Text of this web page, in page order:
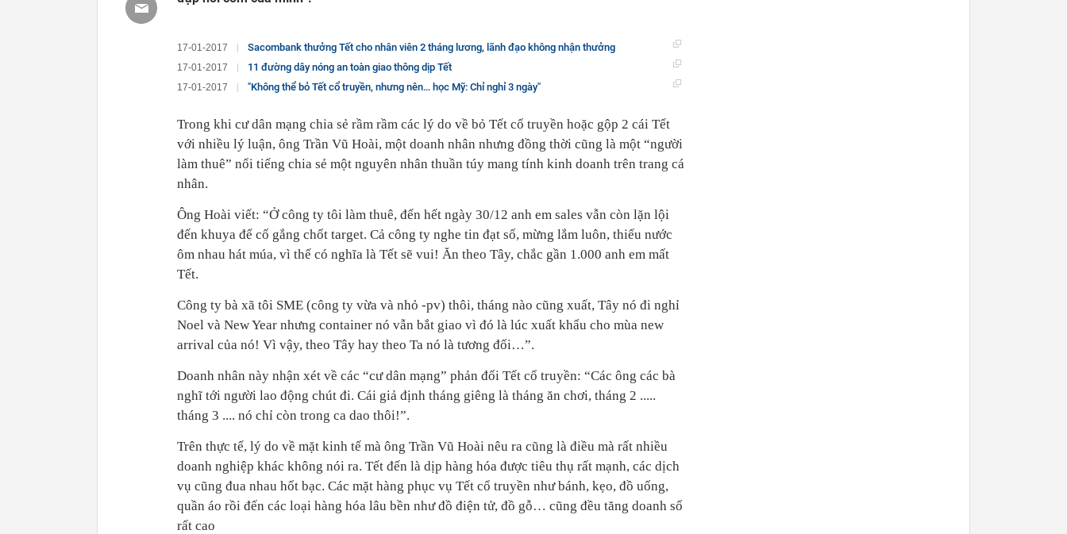
17-01-2017 Sacombank thưởng Tết cho nhân viên 2 tháng lương, lãnh đạo không nhận thưởng
17-01-2017 11 đường dây nóng an toàn giao thông dịp Tết
17-01-2017 "Không thể bỏ Tết cổ truyền, nhưng nên… học Mỹ: Chỉ nghỉ 3 ngày"
Trong khi cư dân mạng chia sẻ rầm rầm các lý do về bỏ Tết cổ truyền hoặc gộp 2 cái Tết
với nhiều lý luận, ông Trần Vũ Hoài, một doanh nhân nhưng đồng thời cũng là một “người
làm thuê” nổi tiếng chia sẻ một nguyên nhân thuần túy mang tính kinh doanh trên trang cá
nhân.
Ông Hoài viết: “Ở công ty tôi làm thuê, đến hết ngày 30/12 anh em sales vẫn còn lặn lội
đến khuya để cố gắng chốt target. Cả công ty nghe tin đạt số, mừng lắm luôn, thiếu nước
ôm nhau hát múa, vì thế có nghĩa là Tết sẽ vui! Ăn theo Tây, chắc gần 1.000 anh em mất
Tết.
Công ty bà xã tôi SME (công ty vừa và nhỏ -pv) thôi, tháng nào cũng xuất, Tây nó đi nghỉ
Noel và New Year nhưng container nó vẫn bắt giao vì đó là lúc xuất khẩu cho mùa new
arrival của nó! Vì vậy, theo Tây hay theo Ta nó là tương đối…”.
Doanh nhân này nhận xét về các “cư dân mạng” phản đối Tết cổ truyền: “Các ông các bà
nghĩ tới người lao động chút đi. Cái giả định tháng giêng là tháng ăn chơi, tháng 2 .....
tháng 3 .... nó chỉ còn trong ca dao thôi!”.
Trên thực tế, lý do về mặt kinh tế mà ông Trần Vũ Hoài nêu ra cũng là điều mà rất nhiều
doanh nghiệp khác không nói ra. Tết đến là dịp hàng hóa được tiêu thụ rất mạnh, các dịch
vụ cũng đua nhau hốt bạc. Các mặt hàng phục vụ Tết cổ truyền như bánh, kẹo, đồ uống,
quần áo rồi đến các loại hàng hóa lâu bền như đồ điện tử, đồ gỗ… cũng đều tăng doanh số
rất cao